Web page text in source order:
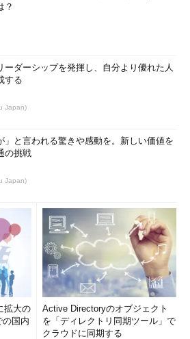
？
ーダーシップを発揮し、自分より優れた人
する
Japan)
」と言われる驚きや感動を。新しい価値を
の挑戦
Japan)
拡大の
国内
Active Directoryのオブジェクト
を「ディレクトリ同期ツール」で
クラウドに同期する